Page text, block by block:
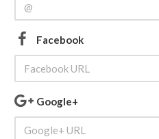
Facebook
Google+